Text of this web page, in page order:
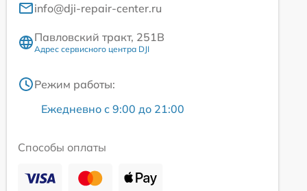
info@dji-repair-center.ru
Павловский тракт, 251В
Адрес сервисного центра DJI
Режим работы:
Ежедневно с 9:00 до 21:00
Способы оплаты